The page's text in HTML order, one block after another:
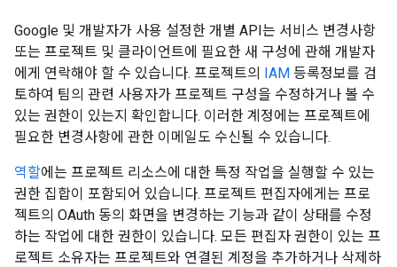
Google 및 개발자가 사용 설정한 개별 API는 서비스 변경사항
또는 프로젝트 및 클라이언트에 필요한 새 구성에 관해 개발자
에게 연락해야 할 수 있습니다. 프로젝트의 IAM 등록정보를 검
토하여 팀의 관련 사용자가 프로젝트 구성을 수정하거나 볼 수
있는 권한이 있는지 확인합니다. 이러한 계정에는 프로젝트에
필요한 변경사항에 관한 이메일도 수신될 수 있습니다.
역할에는 프로젝트 리소스에 대한 특정 작업을 실행할 수 있는
권한 집합이 포함되어 있습니다. 프로젝트 편집자에게는 프로
젝트의 OAuth 동의 화면을 변경하는 기능과 같이 상태를 수정
하는 작업에 대한 권한이 있습니다. 모든 편집자 권한이 있는 프
로젝트 소유자는 프로젝트와 연결된 계정을 추가하거나 삭제하